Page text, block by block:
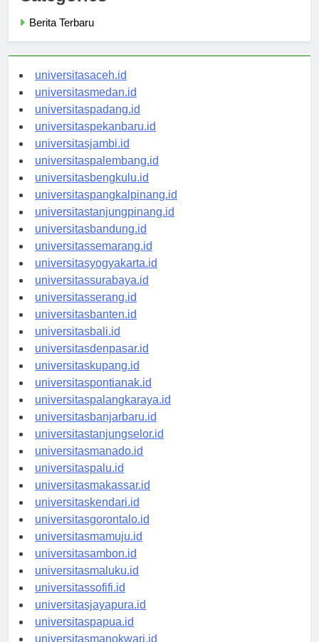
Categories
universitasaceh.id
universitasmedan.id
universitaspadang.id
universitaspekanbaru.id
universitasjambi.id
universitaspalembang.id
universitasbengkulu.id
universitaspangkalpinang.id
universitastanjungpinang.id
universitasbandung.id
universitassemarang.id
universitasyogyakarta.id
universitassurabaya.id
universitasserang.id
universitasbanten.id
universitasbali.id
universitasdenpasar.id
universitaskupang.id
universitaspontianak.id
universitaspalangkaraya.id
universitasbanjarbaru.id
universitastanjungselor.id
universitasmanado.id
universitaspalu.id
universitasmakassar.id
universitaskendari.id
universitasgorontalo.id
universitasmamuju.id
universitasambon.id
universitasmaluku.id
universitassofifi.id
universitasjayapura.id
universitaspapua.id